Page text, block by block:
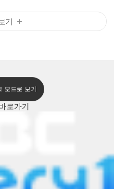
기
모드로 보기
로가기